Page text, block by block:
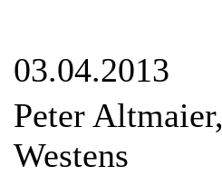
03.04.2013
Peter
Westens